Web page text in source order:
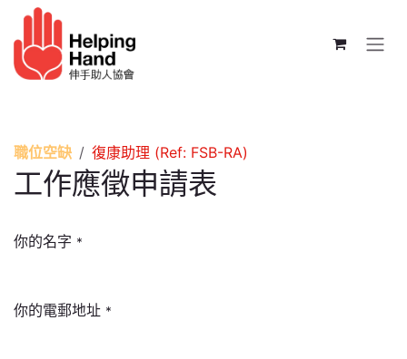
跳至內容
職位空缺 復康助理 (Ref: FSB-RA)
工作應徵申請表
你的名字 *
你的電郵地址 *